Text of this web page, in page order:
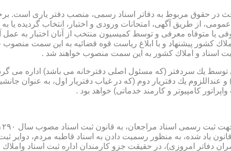
یا متوفاه معرفی و توسط كمیسیون منتخب از آنان اختبار به
اسناد و املاك كشور به این سمت منصوب خواهند شد .
رسمی توسط یك سردفتر (كه مسئول اصلی دفترخانه می باشد)
عنداللزوم یك دفتریار دوم (كه در غیاب دفتریار اول، به عنوان
كامپیوتر و كارمند خدماتی) خواهد بود .
در حقیقت جزو كارمندان اداره ثبت اسناد واملاك محسوب می گردیدند كه